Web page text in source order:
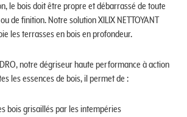
le bois doit être propre et débarrassé de toute
de finition. Notre solution XILIX NETTOYANT
les terrasses en bois en profondeur.
notre dégriseur haute performance à action
les essences de bois, il permet de :
bois grisaillés par les intempéries